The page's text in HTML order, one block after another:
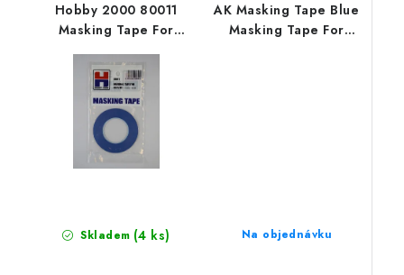
Hobby 2000 80011
Masking Tape For
Skladem (4 ks)
AK Masking Tape Blue
Masking Tape For
Na objednávku